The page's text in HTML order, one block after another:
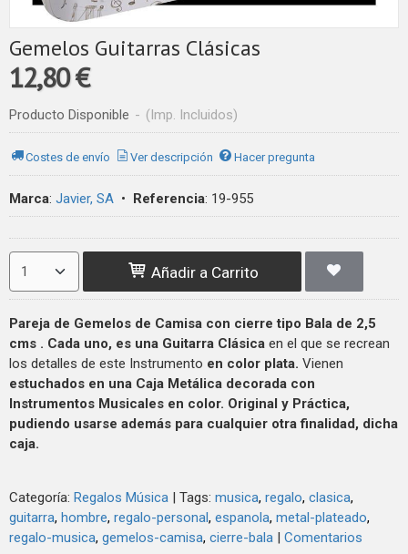
Gemelos Guitarras Clásicas
12,80 €
Producto Disponible - (Imp. Incluidos)
Costes de envío Ver descripción Hacer pregunta
Marca: Javier, SA • Referencia: 19-955
Añadir a Carrito
Pareja de Gemelos de Camisa con cierre tipo Bala de 2,5
cms . Cada uno, es una Guitarra Clásica en el que se recrean
los detalles de este Instrumento en color plata. Vienen
estuchados en una Caja Metálica decorada con
Instrumentos Musicales en color. Original y Práctica,
pudiendo usarse además para cualquier otra finalidad, dicha
caja.
Categoría: Regalos Música | Tags: musica regalo clasica
guitarra hombre regalo-personal espanola metal-plateado
regalo-musica gemelos-camisa cierre-bala | Comentarios